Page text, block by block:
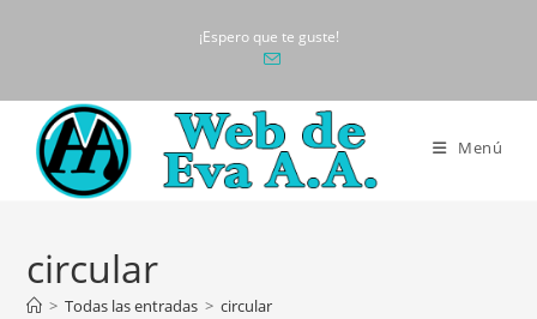
¡Espero que te guste!
Menú
circular
> Todas las entradas > circular